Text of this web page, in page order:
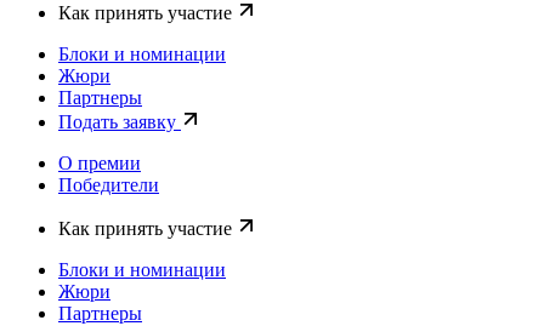
Как принять участие
Блоки и номинации
Жюри
Партнеры
Подать заявку
О премии
Победители
Как принять участие
Блоки и номинации
Жюри
Партнеры